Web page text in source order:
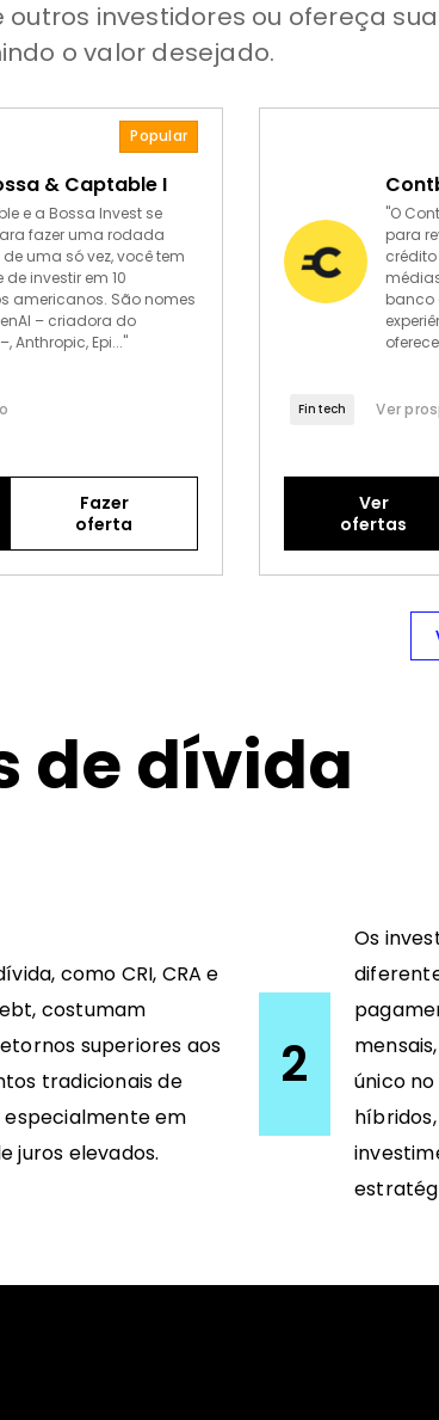
investidores ou ofereça
o valor desejado.
Popular
& Captable I
e a Bossa Invest se
fazer uma rodada
uma só vez, você tem
investir em 10
americanos. São nomes
– criadora do
Anthropic, Epi..."
Fazer
oferta
"O
para
banco
Fintech Ver
Ver
ofertas
de dívida
como CRI, CRA e
costumam
superiores aos
tradicionais de
especialmente em
juros elevados.
2
Os
único